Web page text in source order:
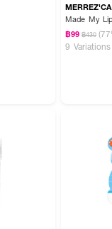
MERREZ'CA
Made My Lip
฿99 ฿430
9 Variations